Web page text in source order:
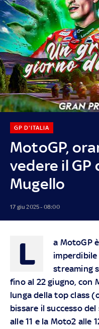
MotoGP,
vedere il GP
Mugello
GP D'ITALIA
17 giu 2025 - 08:00
L
a MotoGP
imperdibile
streaming
fino al 22 giugno, con
lunga della top class
bissare il successo
alle 11 e la Moto2 alle